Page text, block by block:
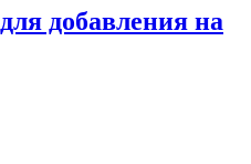
добавления на